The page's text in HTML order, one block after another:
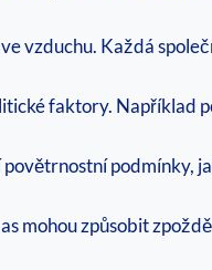
vzduchu. Každá
faktory. Například
podmínky,
mohou způsobit